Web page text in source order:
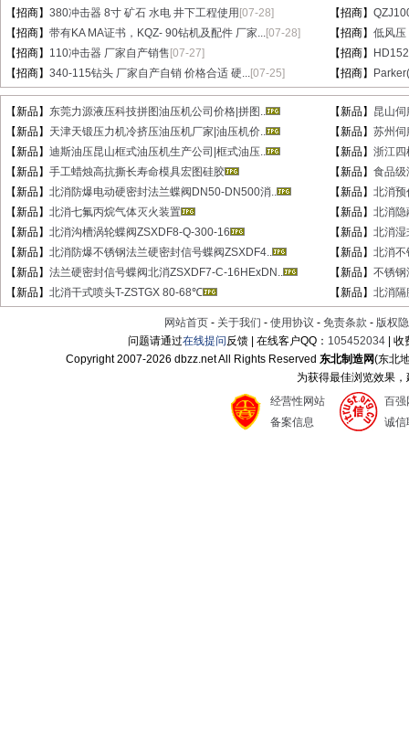
【招商】 380冲击器 8寸 矿石 水电 井下工程使用 [07-28] 【招商】
【招商】 带有KA MA证书，KQZ- 90钻机及配件 厂家...[07-28] 【招商】 低风压
【招商】 110冲击器 厂家自产销售 [07-27] 【招商】
【招商】 340-115钻头 厂家自产自销 价格合适 硬...[07-25] 【招商】
【新品】 东莞力源液压科技拼图油压机公司价格|拼图.. 【新品】 昆山
【新品】 天津天锻压力机冷挤压油压机厂家|油压机价.. 【新品】 苏州伺
【新品】 迪斯油压昆山框式油压机生产公司|框式油压.. 【新品】 浙江四
【新品】 手工蜡烛高抗撕长寿命模具宏图硅胶 【新品】 食品级
【新品】 北消防爆电动硬密封法兰蝶阀DN50-DN500消.. 【新品】 北消预
【新品】 北消七氟丙烷气体灭火装置 【新品】 北消
【新品】 北消沟槽涡轮蝶阀ZSXDF8-Q-300-16 【新品】 北消湿
【新品】 北消防爆不锈钢法兰硬密封信号蝶阀ZSXDF4.. 【新品】 北消不
【新品】 法兰硬密封信号蝶阀北消ZSXDF7-C-16HExDN.. 【新品】 不锈钢
【新品】 北消干式喷头T-ZSTGX 80-68℃ 【新品】 北消
网站首页 - 关于我们 - 使用协议 - 免责条款 - 版权
问题请通过在线提问反馈 | 在线客户QQ： 105452034 |
Copyright 2007-2026 dbzz.net All Rights Reserved东北制造网(东北
为获得最佳浏览效果
经营性网站
备案信息
百强
诚信